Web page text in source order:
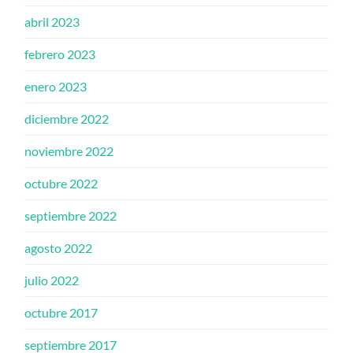
abril 2023
febrero 2023
enero 2023
diciembre 2022
noviembre 2022
octubre 2022
septiembre 2022
agosto 2022
julio 2022
octubre 2017
septiembre 2017